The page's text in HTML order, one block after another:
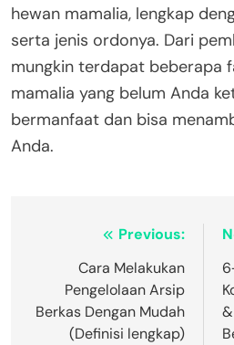
hewan mamalia, lengkap
serta jenis ordonya. Dari
mungkin terdapat beberapa
mamalia yang belum Anda
bermanfaat dan bisa
Anda.
Navigasi Previous:
Cara Melakukan
Pengelolaan Arsip
Berkas Dengan Mudah
(Definisi lengkap)